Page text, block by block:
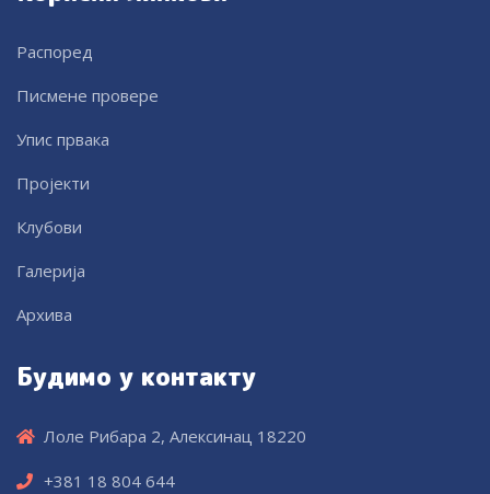
Распоред
Писмене провере
Упис првака
Пројекти
Клубови
Галерија
Архива
Будимо у контакту
Лоле Рибара 2, Алексинац 18220
+381 18 804 644